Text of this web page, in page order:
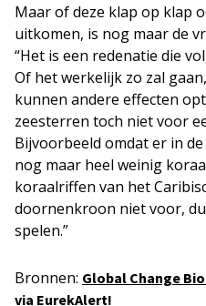
Maar of deze klap op klap
uitkomen, is nog maar de
“Het is een redenatie die
Of het werkelijk zo zal
kunnen andere effecten
zeesterren toch niet voor
Bijvoorbeeld omdat er in
nog maar heel weinig
koraalriffen van het
doornenkroon niet voor,
spelen.”
Bronnen: Global Change
via EurekAlert!